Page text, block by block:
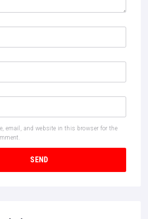
email, and website in this browser for the